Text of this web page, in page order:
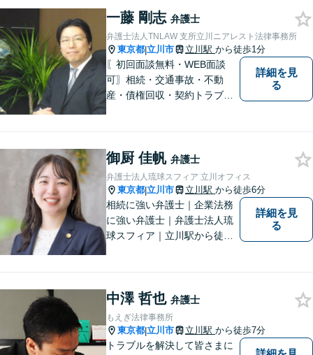
法を指南します。） ◆弁護士
に依頼したら、費用はいくら
かかるのか。
一藤 剛志 弁護士
弁護士法人TNLAW 支所立川ニアレスト法律事務所
東京都|立川市 立川駅 から徒歩1分
〖初回面談無料・WEB面談
可〗相続・交通事故・不動
産・債権回収・契約トラブル
詳細を見
る
御厨 佳帆 弁護士
弁護士法人琉球スフィア 立川オフィス
東京都|立川市 立川駅 から徒歩6分
相続に強い弁護士｜企業法務
に強い弁護士｜弁護士法人琉
球スフィア｜立川駅から徒歩6
させていただきます！
詳細を見
る
中澤 哲也 弁護士
もえぎ法律事務所
東京都|立川市 立川駅 から徒歩7分
トラブルを解決して皆さまに